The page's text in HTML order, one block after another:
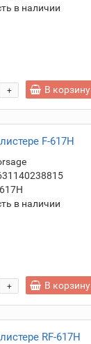
в наличии
+ В корзину
F-617H
в наличии
+ В корзину
RF-617H